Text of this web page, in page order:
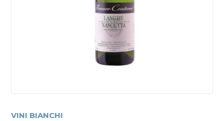
VINI BIANCHI